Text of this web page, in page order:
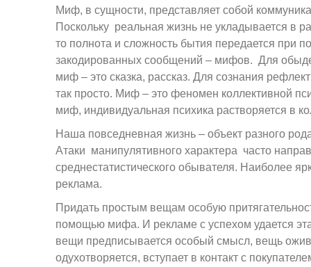
Миф, в сущности, представляет собой
Поскольку реальная жизнь не укладывается в
то полнота и сложность бытия передается при
закодированных сообщений – мифов. Для
миф – это сказка, рассказ. Для сознания
так просто. Миф – это феномен коллективной
миф, индивидуальная психика растворяется в
Наша повседневная жизнь – объект разного
Атаки манипулятивного характера часто
среднестатистического обывателя. Наиболее
реклама.
Придать простым вещам особую
помощью мифа. И рекламе с успехом удается
вещи предписывается особый смысл, вещь
одухотворяется, вступает в контакт с